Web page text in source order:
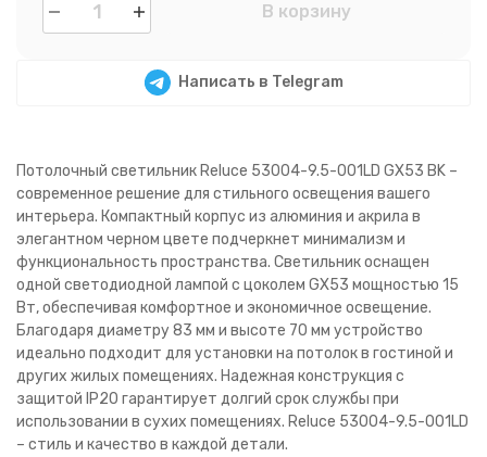
В корзину
Написать в Telegram
Потолочный светильник Reluce 53004-9.5-001LD GX53 BK –
современное решение для стильного освещения вашего
интерьера. Компактный корпус из алюминия и акрила в
элегантном черном цвете подчеркнет минимализм и
функциональность пространства. Светильник оснащен
одной светодиодной лампой с цоколем GX53 мощностью 15
Вт, обеспечивая комфортное и экономичное освещение.
Благодаря диаметру 83 мм и высоте 70 мм устройство
идеально подходит для установки на потолок в гостиной и
других жилых помещениях. Надежная конструкция с
защитой IP20 гарантирует долгий срок службы при
использовании в сухих помещениях. Reluce 53004-9.5-001LD
– стиль и качество в каждой детали.